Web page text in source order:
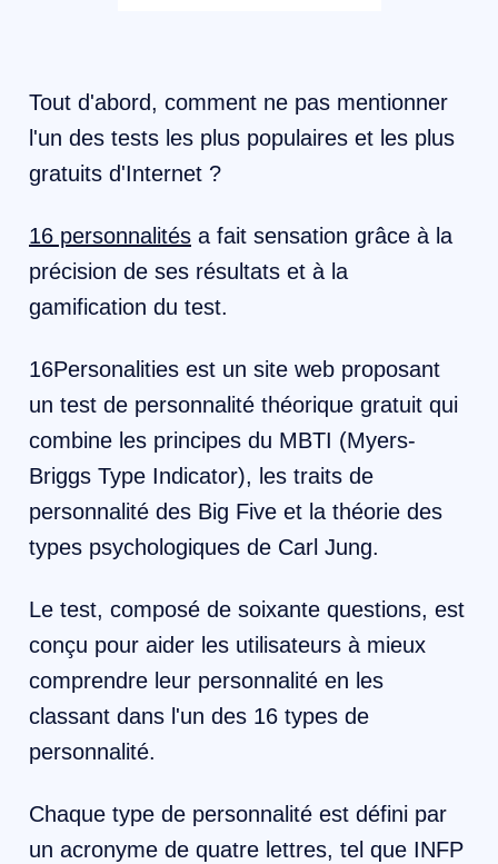
Tout d'abord, comment ne pas mentionner
l'un des tests les plus populaires et les plus
gratuits d'Internet ?
16 personnalités a fait sensation grâce à la
précision de ses résultats et à la
gamification du test.
16Personalities est un site web proposant
un test de personnalité théorique gratuit qui
combine les principes du MBTI (Myers-
Briggs Type Indicator), les traits de
personnalité des Big Five et la théorie des
types psychologiques de Carl Jung.
Le test, composé de soixante questions, est
conçu pour aider les utilisateurs à mieux
comprendre leur personnalité en les
classant dans l'un des 16 types de
personnalité.
Chaque type de personnalité est défini par
un acronyme de quatre lettres, tel que INFP